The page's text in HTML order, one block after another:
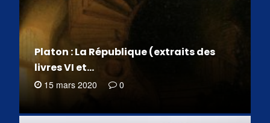
Platon : La République (extraits des
livres VI et…
15 mars 2020 0